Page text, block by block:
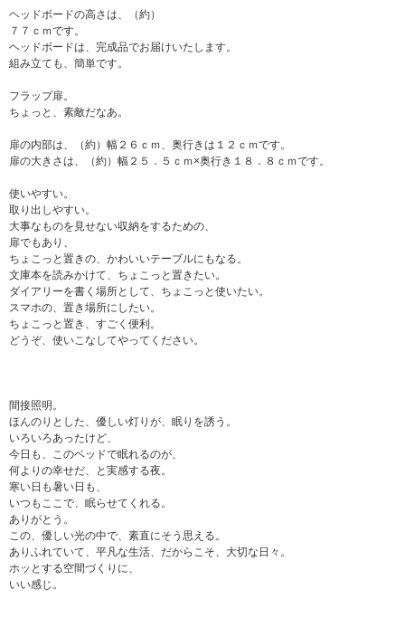
ヘッドボードの高さは、（約）
７７ｃｍです。
ヘッドボードは、完成品でお届けいたします。
組み立ても、簡単です。
フラップ扉。
ちょっと、素敵だなあ。
扉の内部は、（約）幅２６ｃｍ、奥行きは１２ｃｍです。
扉の大きさは、（約）幅２５．５ｃｍ×奥行き１８．８ｃｍです。
使いやすい。
取り出しやすい。
大事なものを見せない収納をするための、
扉でもあり、
ちょこっと置きの、かわいいテーブルにもなる。
文庫本を読みかけて、ちょこっと置きたい。
ダイアリーを書く場所として、ちょこっと使いたい。
スマホの、置き場所にしたい。
ちょこっと置き、すごく便利。
どうぞ、使いこなしてやってください。
間接照明。
ほんのりとした、優しい灯りが、眠りを誘う。
いろいろあったけど、
今日も、このベッドで眠れるのが、
何よりの幸せだ、と実感する夜。
寒い日も暑い日も、
いつもここで、眠らせてくれる。
ありがとう。
この、優しい光の中で、素直にそう思える。
ありふれていて、平凡な生活、だからこそ、大切な日々。
ホッとする空間づくりに、
いい感じ。